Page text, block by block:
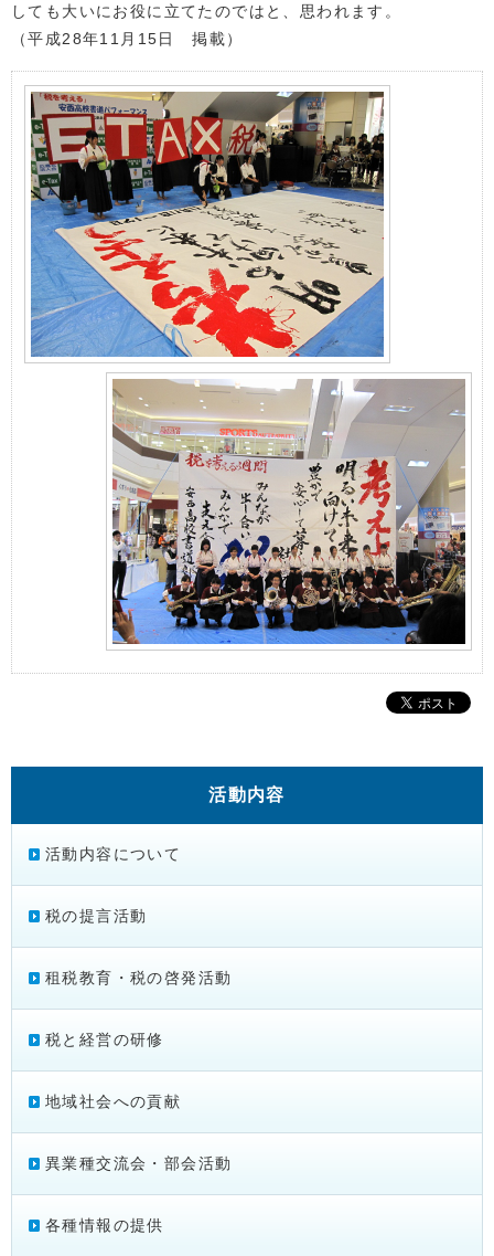
しても大いにお役に立てたのではと、思われます。
（平成28年11月15日 掲載）
活動内容
活動内容について
税の提言活動
租税教育・税の啓発活動
税と経営の研修
地域社会への貢献
異業種交流会・部会活動
各種情報の提供